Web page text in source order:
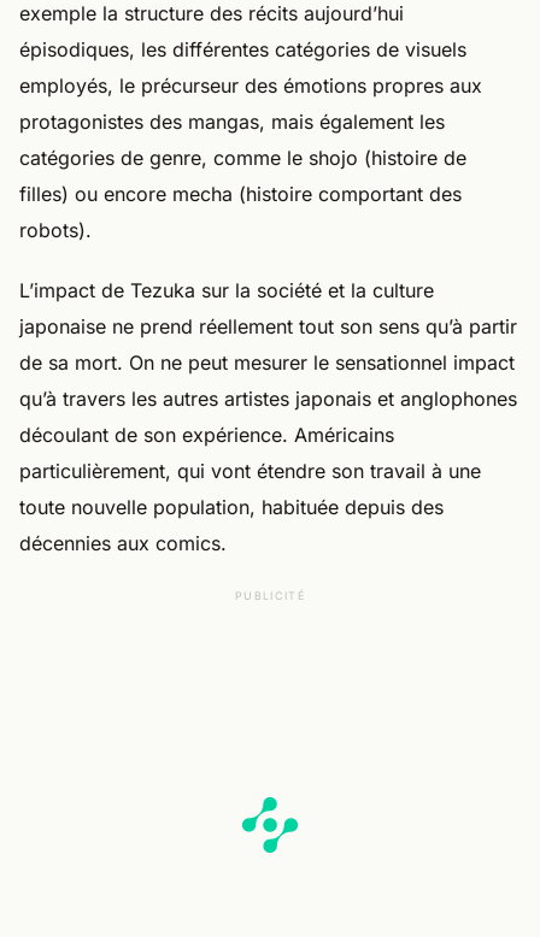
exemple la structure des récits aujourd’hui
épisodiques, les différentes catégories de visuels
employés, le précurseur des émotions propres aux
protagonistes des mangas, mais également les
catégories de genre, comme le shojo (histoire de
filles) ou encore mecha (histoire comportant des
robots).
L’impact de Tezuka sur la société et la culture
japonaise ne prend réellement tout son sens qu’à partir
de sa mort. On ne peut mesurer le sensationnel impact
qu’à travers les autres artistes japonais et anglophones
découlant de son expérience. Américains
particulièrement, qui vont étendre son travail à une
toute nouvelle population, habituée depuis des
décennies aux comics.
PUBLICITÉ